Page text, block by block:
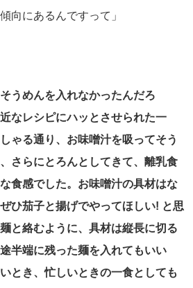
向にあるんですって」
うめんを入れなかったんだろ
なレシピにハッとさせられた一
ゃる通り、お味噌汁を吸ってそう
さらにとろんとしてきて、離乳食
食感でした。お味噌汁の具材はな
ひ茄子と揚げでやってほしい! と思
と絡むように、具材は縦長に切る
半端に残った麺を入れてもいい
とき、忙しいときの一食としても